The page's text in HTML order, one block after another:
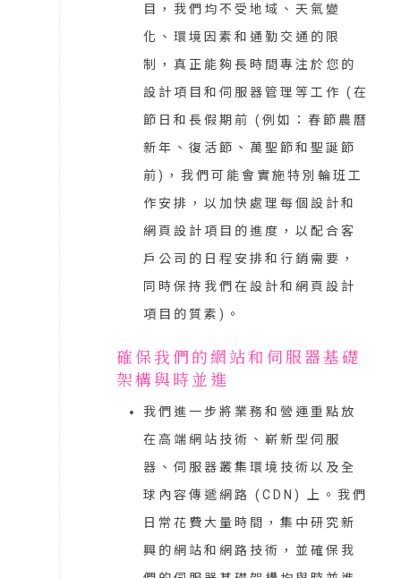
目，我們均不受地域、天氣變
化、環境因素和通勤交通的限
制，真正能夠長時間專注於您的
設計項目和伺服器管理等工作 (在
節日和長假期前 (例如：春節農曆
新年、復活節、萬聖節和聖誕節
前)，我們可能會實施特別輪班工
作安排，以加快處理每個設計和
網頁設計項目的進度，以配合客
戶公司的日程安排和行銷需要，
同時保持我們在設計和網頁設計
項目的質素)。
確保我們的網站和伺服器基礎
架構與時並進
我們進一步將業務和營運重點放
在高端網站技術、嶄新型伺服
器、伺服器叢集環境技術以及全
球內容傳遞網路 (CDN) 上。我們
日常花費大量時間，集中研究新
興的網站和網路技術，並確保我